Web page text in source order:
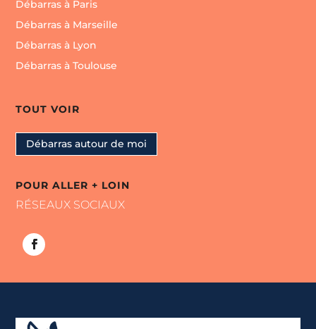
Débarras à Paris
Débarras à Marseille
Débarras à Lyon
Débarras à Toulouse
TOUT VOIR
Débarras autour de moi
POUR ALLER + LOIN
RÉSEAUX SOCIAUX